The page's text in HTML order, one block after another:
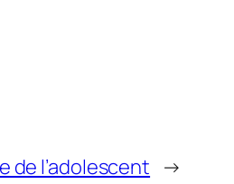
de l’adolescent →